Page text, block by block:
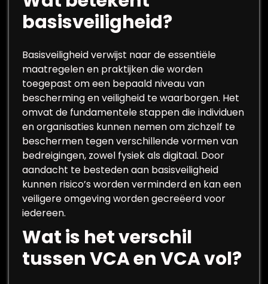
basisveiligheid?
Basisveiligheid verwijst naar de essentiële
maatregelen en praktijken die worden
toegepast om een bepaald niveau van
bescherming en veiligheid te waarborgen. Het
omvat de fundamentele stappen die individuen
en organisaties kunnen nemen om zichzelf te
beschermen tegen verschillende vormen van
bedreigingen, zowel fysiek als digitaal. Door
aandacht te besteden aan basisveiligheid
kunnen risico’s worden verminderd en kan een
veiligere omgeving worden gecreëerd voor
iedereen.
Wat is het verschil
tussen VCA en VCA vol?